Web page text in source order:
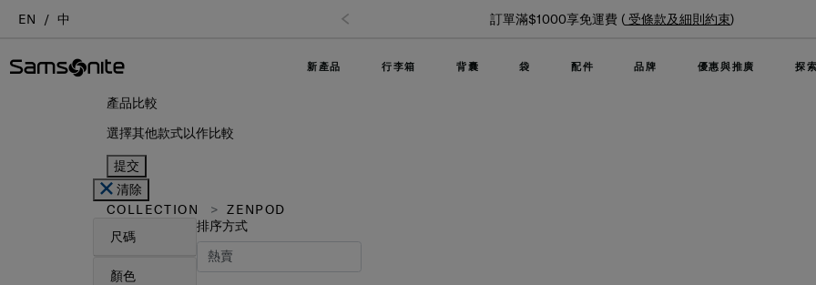
EN 中 訂單滿$1000享免運費 ( 受條款及細則約束)
新產品 行李箱 背囊 袋 配件 品牌 優惠與推廣 探索
產品比較
選擇其他款式以作比較
提交
清除
COLLECTION
ZENPOD
尺碼
顏色
排序方式